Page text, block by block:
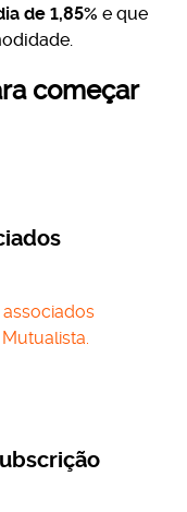
de 1,85% e que
começar
associados